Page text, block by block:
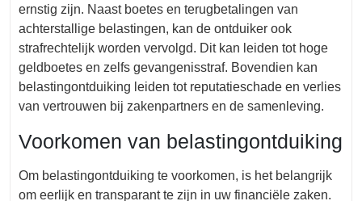
ernstig zijn. Naast boetes en terugbetalingen van
achterstallige belastingen, kan de ontduiker ook
strafrechtelijk worden vervolgd. Dit kan leiden tot hoge
geldboetes en zelfs gevangenisstraf. Bovendien kan
belastingontduiking leiden tot reputatieschade en verlies
van vertrouwen bij zakenpartners en de samenleving.
Voorkomen van belastingontduiking
Om belastingontduiking te voorkomen, is het belangrijk
om eerlijk en transparant te zijn in uw financiële zaken.